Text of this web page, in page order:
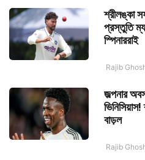
শ্রীলঙ্কা
প্রস্তুতি
স্পিনাররাই
Rajib
জল্পনার
বাড়ল
Rajib